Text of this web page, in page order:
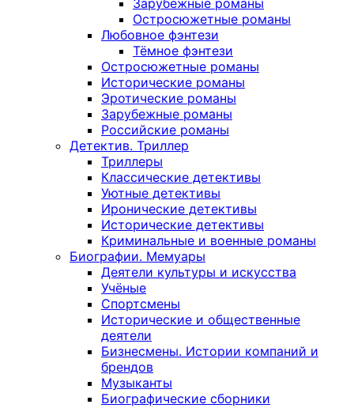
Зарубежные романы
Остросюжетные романы
Любовное фэнтези
Тёмное фэнтези
Остросюжетные романы
Исторические романы
Эротические романы
Зарубежные романы
Российские романы
Детектив. Триллер
Триллеры
Классические детективы
Уютные детективы
Иронические детективы
Исторические детективы
Криминальные и военные романы
Биографии. Мемуары
Деятели культуры и искусства
Учёные
Спортсмены
Исторические и общественные
деятели
Бизнесмены. Истории компаний и
брендов
Музыканты
Биографические сборники